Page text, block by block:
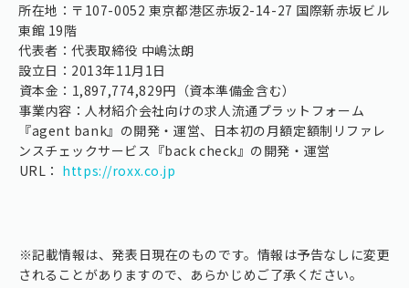
所在地：〒107-0052 東京都港区赤坂2-14-27 国際新赤坂ビル
東館 19階
代表者：代表取締役 中嶋汰朗
設立日：2013年11月1日
⁠資本金：1,897,774,829円（資本準備金含む）
⁠事業内容：人材紹介会社向けの求人流通プラットフォーム
『agent bank』の開発・運営、日本初の月額定額制リファレ
ンスチェックサービス『back check』の開発・運営
⁠URL： https://roxx.co.jp
⁠※記載情報は、発表日現在のものです。情報は予告なしに変更
されることがありますので、あらかじめご了承ください。